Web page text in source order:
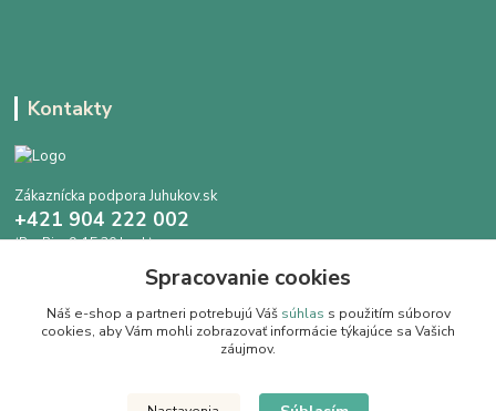
Kontakty
Zákaznícka podpora Juhukov.sk
+421 904 222 002
(Po-Pia, 9-15.30 hod.)
info@juhokov.skSpracovanie cookies
Náš e-shop a partneri potrebujú Váš súhlas s použitím súborov
cookies, aby Vám mohli zobrazovať informácie týkajúce sa Vašich
záujmov.